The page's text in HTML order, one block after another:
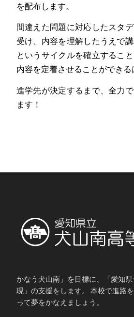
を配布します。
間違えた問題に対応したスタ
受け、内容を理解したうえで講
というサイクルを確立するこ
内容を定着させることができる
進学先が決定するまで、全力
ます！
かなう犬山南」を目標に、「愛知
現」の支援をします。 本校で進路
って夢をかなえましょう。